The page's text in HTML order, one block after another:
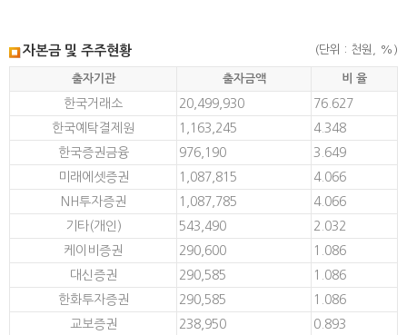
자본금 및 주주현황 (단위 : 천원, %)
출자기관 출자금액 비 율
한국거래소 20,499,930
76.627
한국예탁결제원
1,163,245
4.348
한국증권금융
976,190
3.649
미래에셋증권
1,087,815
4.066
NH투자증권
1,087,785
4.066
기타(개인)
543,490
2.032
케이비증권
290,600
1.086
대신증권
290,585
1.086
한화투자증권
290,585
1.086
교보증권
238,950 0.893